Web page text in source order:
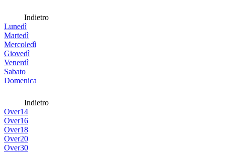
Indietro
Lunedì
Martedì
Mercoledì
Giovedì
Venerdì
Sabato
Domenica
Indietro
Over14
Over16
Over18
Over20
Over30